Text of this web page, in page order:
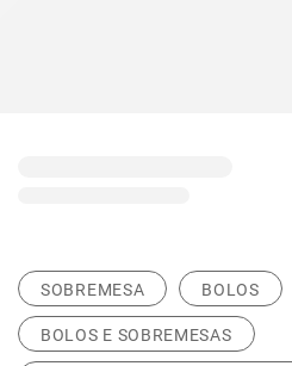
SOBREMESA BOLOS
BOLOS E SOBREMESAS